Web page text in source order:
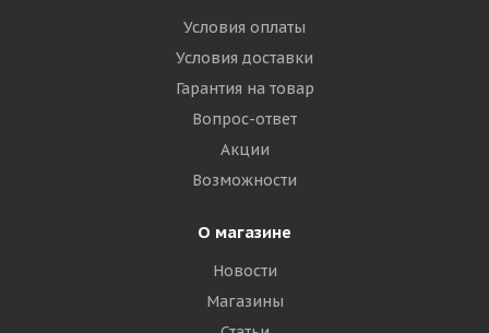
Условия оплаты
Условия доставки
Гарантия на товар
Вопрос-ответ
Акции
Возможности
О магазине
Новости
Магазины